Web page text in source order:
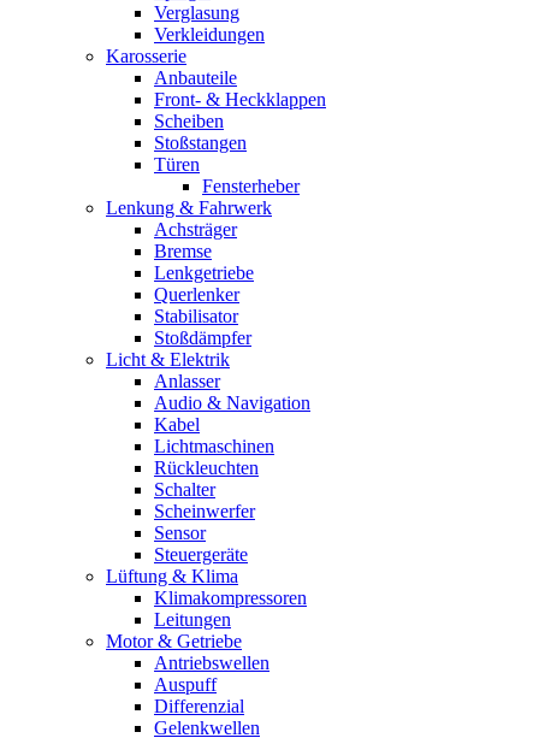
Verglasung
Verkleidungen
Karosserie
Anbauteile
Front- & Heckklappen
Scheiben
Stoßstangen
Türen
Fensterheber
Lenkung & Fahrwerk
Achsträger
Bremse
Lenkgetriebe
Querlenker
Stabilisator
Stoßdämpfer
Licht & Elektrik
Anlasser
Audio & Navigation
Kabel
Lichtmaschinen
Rückleuchten
Schalter
Scheinwerfer
Sensor
Steuergeräte
Lüftung & Klima
Klimakompressoren
Leitungen
Motor & Getriebe
Antriebswellen
Auspuff
Differenzial
Gelenkwellen